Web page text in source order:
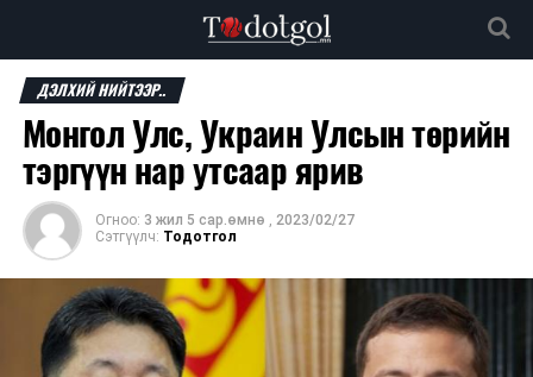
ДЭЛХИЙ НИЙТЭЭР..
Монгол Улс, Украин Улсын төрийн
тэргүүн нар утсаар ярив
Огноо: 3 жил 5 сар.өмнө , 2023/02/27
Сэтгүүлч: Тодотгол